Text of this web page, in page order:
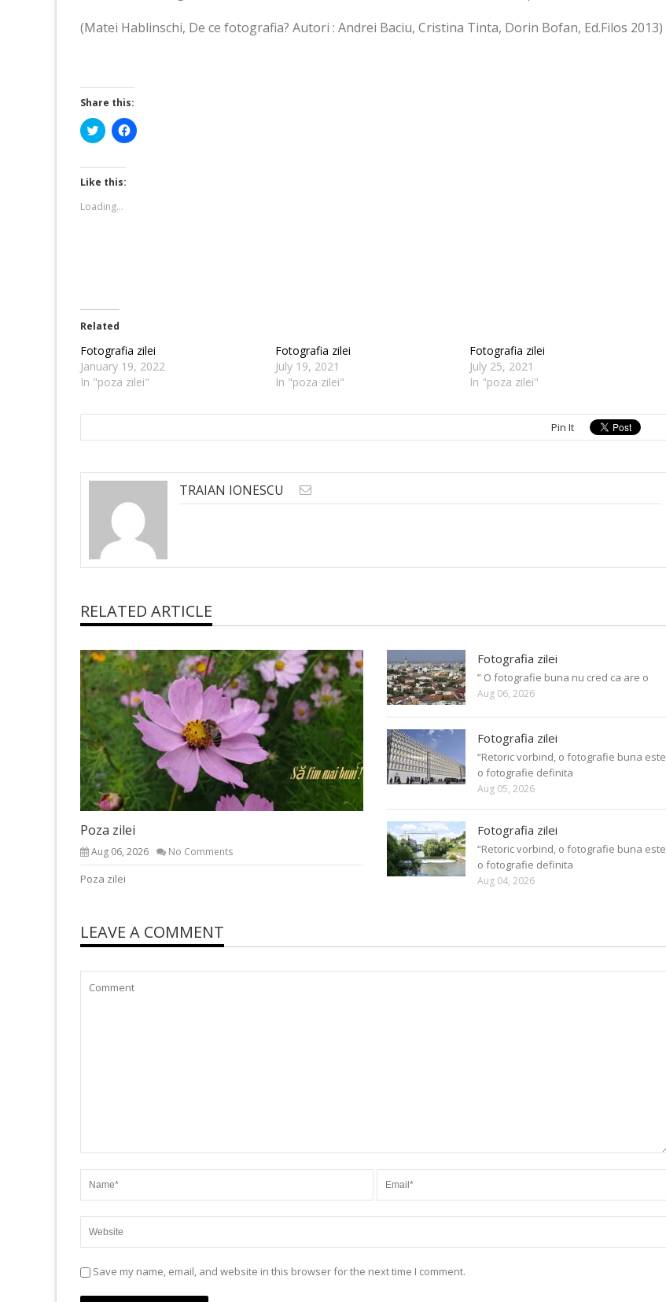
(Matei Hablinschi, De ce fotografia? Autori : Andrei Baciu, Cristina Tinta, Dorin Bofan, Ed.Filos 2013)
Share this:
Click
to
Twitter
(Opens
in
new
window)
Click
to
Like this:
Loading...
Related
Fotografia zilei
January 19, 2022
In "poza zilei"
Fotografia zilei
July 19, 2021
In "poza zilei"
Fotografia zilei
July 25, 2021
In "poza zilei"
Pin It
TRAIAN IONESCU
RELATED ARTICLE
Poza zilei
Aug 06, 2026 No Comments
Poza zilei
Fotografia zilei
” O fotografie buna nu cred ca are o
Aug 06, 2026
Fotografia zilei
“Retoric vorbind, o fotografie buna este
o fotografie definita
Aug 05, 2026
Fotografia zilei
“Retoric vorbind, o fotografie buna este
o fotografie definita
Aug 04, 2026
LEAVE A COMMENT
Save my name, email, and website in this browser for the next time I comment.